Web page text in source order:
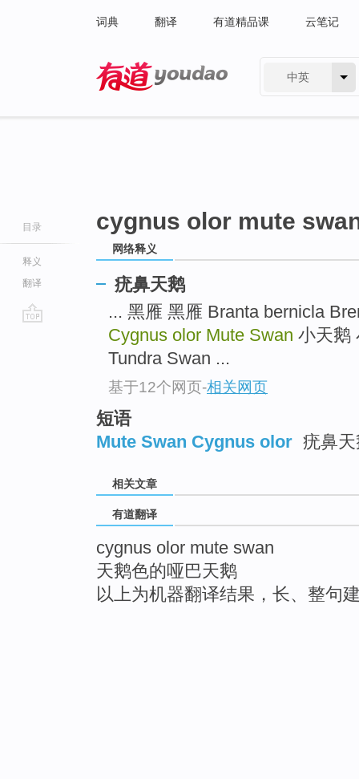
词典 翻译 有道精品课 云笔记
中英
目录
释义
翻译
cygnus olor mute
网络释义
疣鼻天鹅
... 黑雁 黑雁 Branta bernicla
Cygnus olor Mute Swan 小天鹅
Tundra Swan ...
基于12个网页-相关网页
短语
Mute Swan Cygnus olor 疣鼻
相关文章
有道翻译
cygnus olor mute swan
天鹅色的哑巴天鹅
以上为机器翻译结果，长、整句